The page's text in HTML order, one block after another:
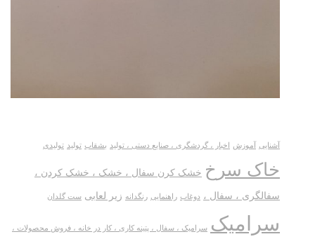
آشنایی آموزش اخبار ، گردشگری ، صنایع دستی ، تولید بشقاب تولید تولیدی
خاک سرخ خشک کرن سفال ، خشک ، خشک کردن ،
سفالگری ، سفال ، دوغاب راهنمایی رنگدانه زیر لعابی ست گلدان
سرامیک سرامیک ، سفال ، پتینه کاری ، کار در خانه ، فروش محصولات ،